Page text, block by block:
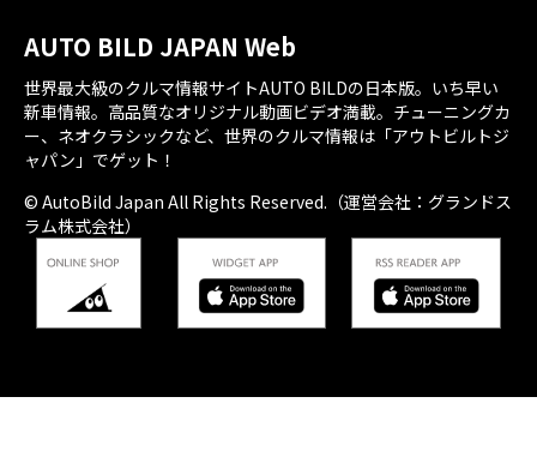
AUTO BILD JAPAN Web
世界最大級のクルマ情報サイトAUTO BILDの日本版。いち早い
新車情報。高品質なオリジナル動画ビデオ満載。チューニングカ
ー、ネオクラシックなど、世界のクルマ情報は「アウトビルトジ
ャパン」でゲット！
© AutoBild Japan All Rights Reserved.（運営会社：グランドス
ラム株式会社）